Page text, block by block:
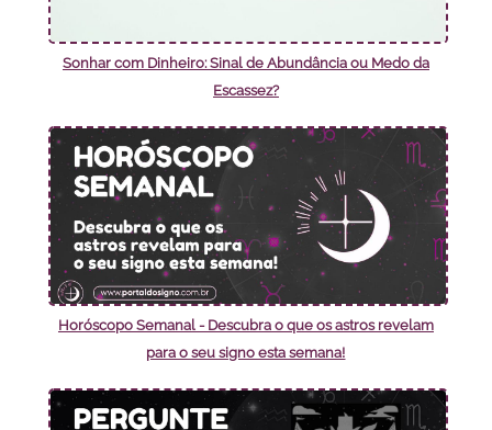
Sonhar com Dinheiro: Sinal de Abundância ou Medo da
Escassez?
Horóscopo Semanal - Descubra o que os astros revelam
para o seu signo esta semana!